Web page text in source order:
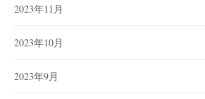
2023年11月
2023年10月
2023年9月